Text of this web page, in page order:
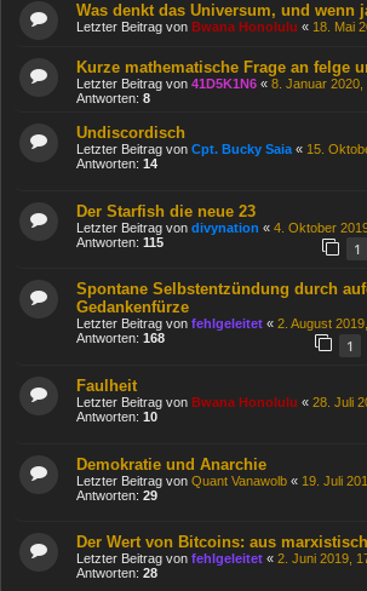
Was denkt das Universum, und wenn
Letzter Beitrag von Bwana Honolulu « 18. Mai
Kurze mathematische Frage an felge
Letzter Beitrag von 41D5K1N6 « 8. Januar 2020,
Antworten: 8
Undiscordisch
Letzter Beitrag von Cpt. Bucky Saia « 15.
Antworten: 14
Der Starfish die neue 23
Letzter Beitrag von divynation « 4. Oktober
Antworten: 115 1
Spontane Selbstentzündung durch
Gedankenfürze
Letzter Beitrag von fehlgeleitet « 2. August
Antworten: 168 1
Faulheit
Letzter Beitrag von Bwana Honolulu « 28. Juli
Antworten: 10
Demokratie und Anarchie
Letzter Beitrag von Quant Vanawolb « 19. Juli
Antworten: 29
Der Wert von Bitcoins: aus
Letzter Beitrag von fehlgeleitet « 2. Juni 2019,
Antworten: 28